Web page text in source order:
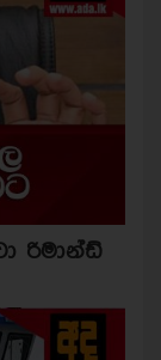
රිමාන්ඩ්